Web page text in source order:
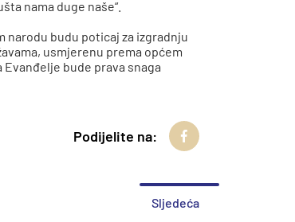
nama duge naše“.
narodu budu poticaj za izgradnju
usmjerenu prema općem
bude prava snaga
Podijelite na:
Sljedeća